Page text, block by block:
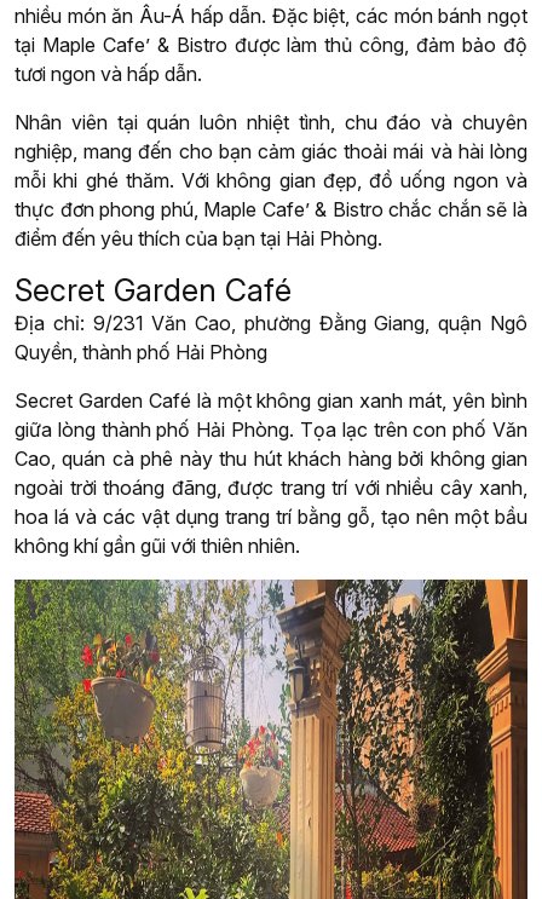
nhiều món ăn Âu-Á hấp dẫn. Đặc biệt, các món bánh ngọt
tại Maple Cafe’ & Bistro được làm thủ công, đảm bảo độ
tươi ngon và hấp dẫn.
Nhân viên tại quán luôn nhiệt tình, chu đáo và chuyên
nghiệp, mang đến cho bạn cảm giác thoải mái và hài lòng
mỗi khi ghé thăm. Với không gian đẹp, đồ uống ngon và
thực đơn phong phú, Maple Cafe’ & Bistro chắc chắn sẽ là
điểm đến yêu thích của bạn tại Hải Phòng.
Secret Garden Café
Địa chỉ: 9/231 Văn Cao, phường Đằng Giang, quận Ngô
Quyền, thành phố Hải Phòng
Secret Garden Café là một không gian xanh mát, yên bình
giữa lòng thành phố Hải Phòng. Tọa lạc trên con phố Văn
Cao, quán cà phê này thu hút khách hàng bởi không gian
ngoài trời thoáng đãng, được trang trí với nhiều cây xanh,
hoa lá và các vật dụng trang trí bằng gỗ, tạo nên một bầu
không khí gần gũi với thiên nhiên.